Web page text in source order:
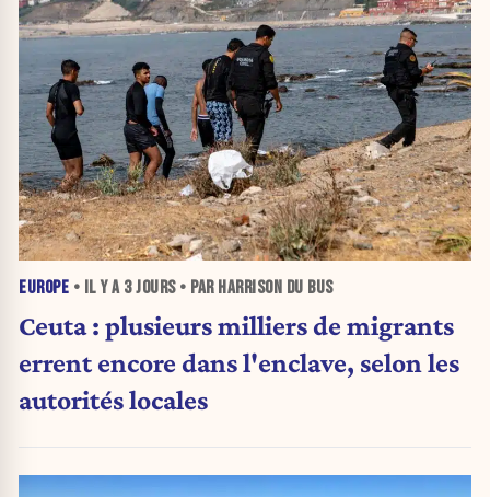
EUROPE • IL Y A 3 JOURS• PAR HARRISON DU BUS
Ceuta : plusieurs milliers de migrants
errent encore dans l'enclave, selon les
autorités locales